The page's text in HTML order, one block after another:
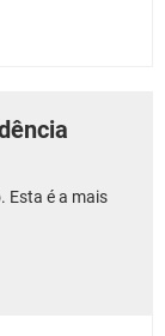
Esta é a mais